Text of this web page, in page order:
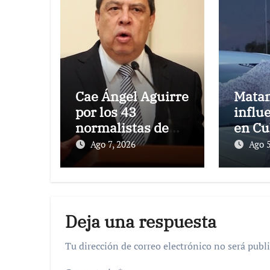
Cae Ángel Aguirre
por los 43
normalistas de
Ayotzinapa
Ago 7, 2026
en
Ago
Deja una respuesta
Tu dirección de correo electrónico no será